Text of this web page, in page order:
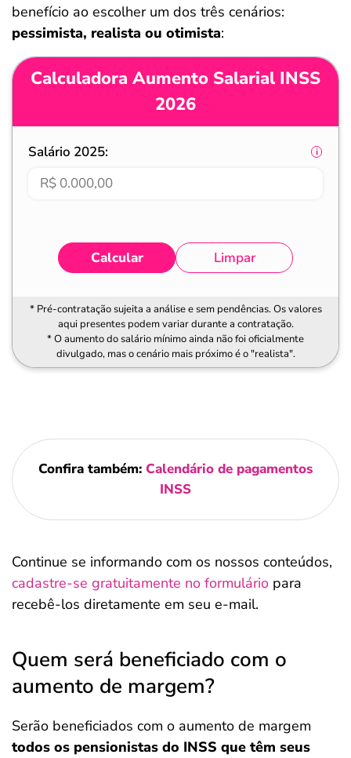
benefício ao escolher um dos três cenários:
pessimista, realista ou otimista:
Calculadora Aumento Salarial INSS
2026
Salário 2025:
Calcular Limpar
* Pré-contratação sujeita a análise e sem pendências. Os valores
aqui presentes podem variar durante a contratação.
* O aumento do salário mínimo ainda não foi oficialmente
divulgado, mas o cenário mais próximo é o "realista".
Confira também: Calendário de pagamentos
INSS
Continue se informando com os nossos conteúdos,
cadastre-se gratuitamente no formulário para
recebê-los diretamente em seu e-mail.
Quem será beneficiado com o
aumento de margem?
Serão beneficiados com o aumento de margem
todos os pensionistas do INSS que têm seus